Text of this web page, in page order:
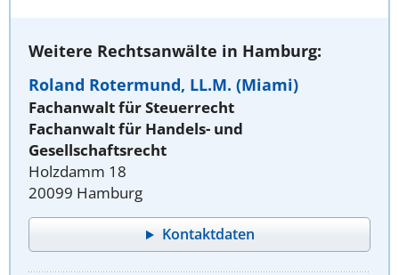
Weitere Rechtsanwälte in Hamburg:
Roland Rotermund, LL.M. (Miami)
Fachanwalt für Steuerrecht
Fachanwalt für Handels- und
Gesellschaftsrecht
Holzdamm 18
20099 Hamburg
Kontaktdaten